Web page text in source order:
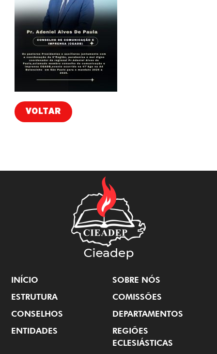
VOLTAR
INÍCIO
SOBRE NÓS
ESTRUTURA
COMISSÕES
CONSELHOS
DEPARTAMENTOS
ENTIDADES
REGIÕES
ECLESIÁSTICAS